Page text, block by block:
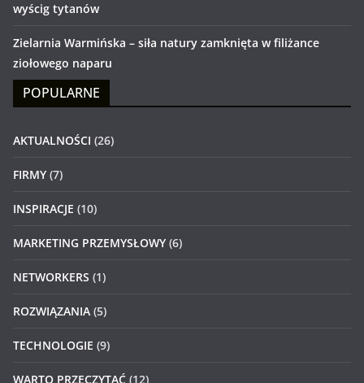
wyścig tytanów
Zielarnia Warmińska – siła natury zamknięta w filiżance
ziołowego naparu
POPULARNE
AKTUALNOŚCI (26)
FIRMY (7)
INSPIRACJE (10)
MARKETING PRZEMYSŁOWY (6)
NETWORKERS (1)
ROZWIĄZANIA (5)
TECHNOLOGIE (9)
WARTO PRZECZYTAĆ (12)